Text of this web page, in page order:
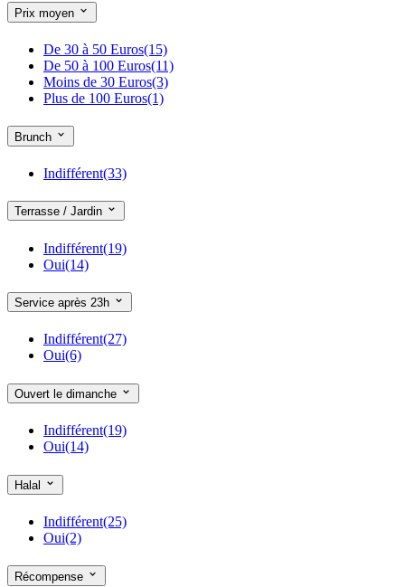
Prix moyen
De 30 à 50 Euros(15)
De 50 à 100 Euros(11)
Moins de 30 Euros(3)
Plus de 100 Euros(1)
Brunch
Indifférent(33)
Terrasse / Jardin
Indifférent(19)
Oui(14)
Service après 23h
Indifférent(27)
Oui(6)
Ouvert le dimanche
Indifférent(19)
Oui(14)
Halal
Indifférent(25)
Oui(2)
Récompense